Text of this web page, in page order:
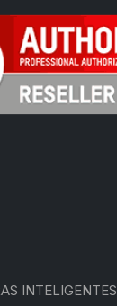
INTELIGENTES